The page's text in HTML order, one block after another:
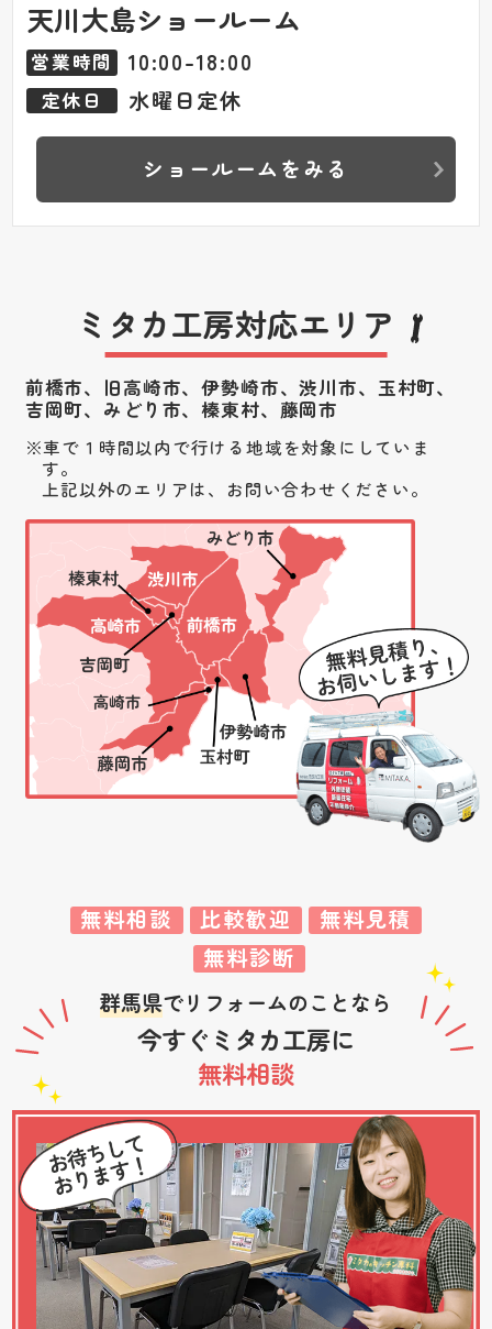
天川大島ショールーム
営業時間 10:00-18:00
定休日 水曜日定休
ショールームをみる
ミタカ工房対応エリア
前橋市、旧高崎市、伊勢崎市、渋川市、 玉村町、
吉岡町、みどり市、榛東村、藤岡市
車で１時間以内で行ける地域を対象にしていま
す。
上記以外のエリアは、お問い合わせください。
無料相談 比較歓迎
無料見積
無料診断
群馬県でリフォームのことなら
今すぐミタカ工房に
無料相談